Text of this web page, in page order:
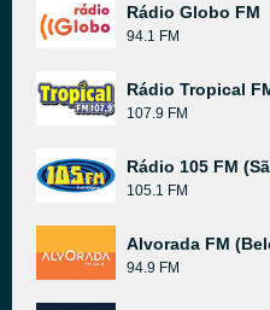
Rádio Globo FM
94.1 FM
Rádio Tropical
107.9 FM
Rádio 105 FM
105.1 FM
Alvorada FM
94.9 FM